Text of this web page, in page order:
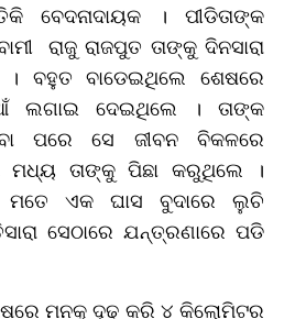
ବେଦନାଦାୟକ । ପୀଡିତାଙ୍କ
ରାଜୁ ରାଜପୁତ ତାଙ୍କୁ ଦିନସାରା
ବହୁତ ବାଡେଇଥିଲେ ଶେଷରେ
ଲଗାଇ ଦେଇଥିଲେ । ତାଙ୍କ
ପରେ ସେ ଜୀବନ ବିକଳରେ
ମଧ୍ୟ ତାଙ୍କୁ ପିଛା କରୁଥିଲେ ।
ଏକ ଘାସ ବୁଦାରେ ଲୁଚି
ସେଠାରେ ଯନ୍ତ୍ରଣାରେ ପଡି
ମନକୁ ଦୃଢ କରି ୪ କିଲୋମିଟର